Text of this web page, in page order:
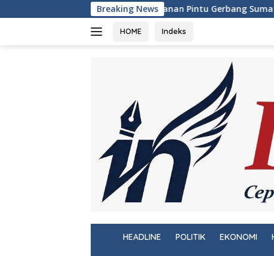
ke
Breaking News
Keamanan Pintu Gerbang Sumatera, KSKP Bakauheni
HOME Indeks
HEADLINE POLITIK EKONOMI